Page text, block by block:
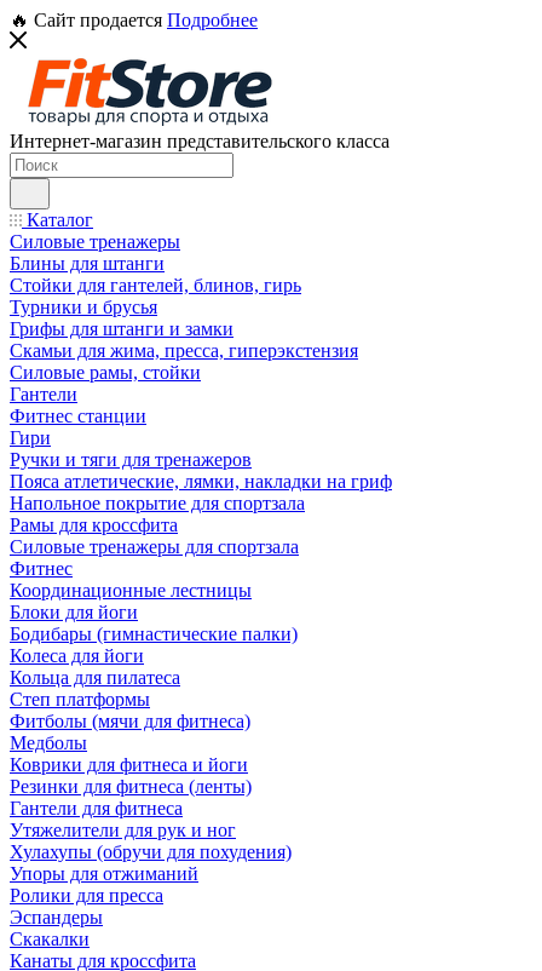
🔥 Сайт продается Подробнее
Интернет-магазин представительского класса
Каталог
Силовые тренажеры
Блины для штанги
Стойки для гантелей, блинов, гирь
Турники и брусья
Грифы для штанги и замки
Скамьи для жима, пресса, гиперэкстензия
Силовые рамы, стойки
Гантели
Фитнес станции
Гири
Ручки и тяги для тренажеров
Пояса атлетические, лямки, накладки на гриф
Напольное покрытие для спортзала
Рамы для кроссфита
Силовые тренажеры для спортзала
Фитнес
Координационные лестницы
Блоки для йоги
Бодибары (гимнастические палки)
Колеса для йоги
Кольца для пилатеса
Степ платформы
Фитболы (мячи для фитнеса)
Медболы
Коврики для фитнеса и йоги
Резинки для фитнеса (ленты)
Гантели для фитнеса
Утяжелители для рук и ног
Хулахупы (обручи для похудения)
Упоры для отжиманий
Ролики для пресса
Эспандеры
Скакалки
Канаты для кроссфита